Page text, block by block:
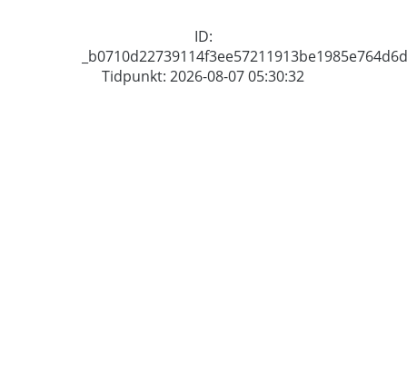
ID:
Tidpunkt: 2026-08-07 05:30:32